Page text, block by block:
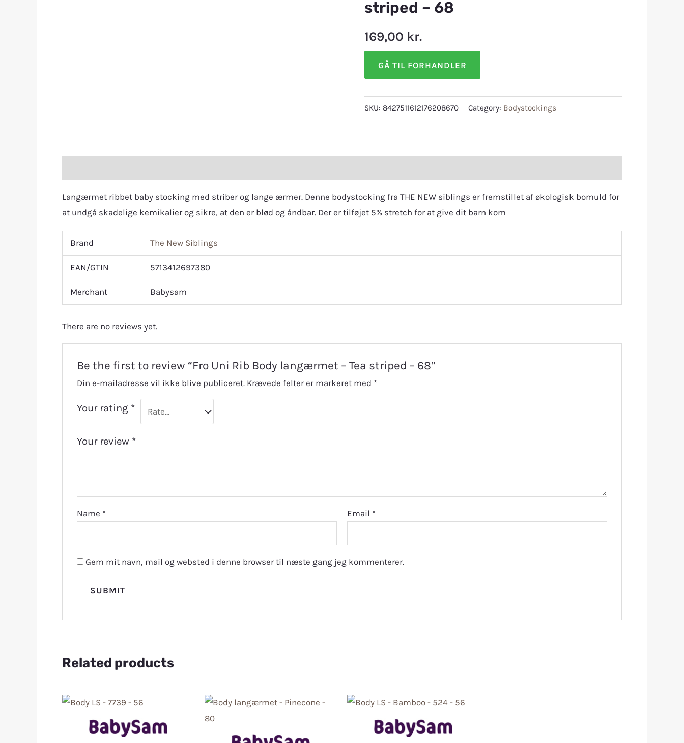
striped – 68
169,00 kr.
GÅ TIL FORHANDLER
SKU: 8427511612176208670 Category: Bodystockings
Langærmet ribbet baby stocking med striber og lange ærmer. Denne bodystocking fra THE NEW siblings er fremstillet af økologisk bomuld for
at undgå skadelige kemikalier og sikre, at den er blød og åndbar. Der er tilføjet 5% stretch for at give dit barn kom
Brand The New Siblings
EAN/GTIN 5713412697380
Merchant Babysam
There are no reviews yet.
Be the first to review “Fro Uni Rib Body langærmet – Tea striped – 68”
Din e-mailadresse vil ikke blive publiceret. Krævede felter er markeret med *
Your rating *
Your review *
Name * Email *
Gem mit navn, mail og websted i denne browser til næste gang jeg kommenterer.
Related products